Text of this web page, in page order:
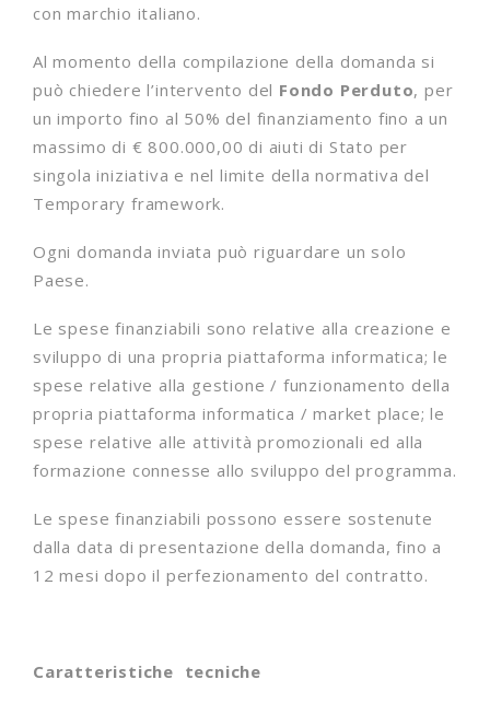
con marchio italiano.
Al momento della compilazione della domanda si
può chiedere l’intervento del Fondo Perduto, per
un importo fino al 50% del finanziamento fino a un
massimo di € 800.000,00 di aiuti di Stato per
singola iniziativa e nel limite della normativa del
Temporary framework.
Ogni domanda inviata può riguardare un solo
Paese.
Le spese finanziabili sono relative alla creazione e
sviluppo di una propria piattaforma informatica; le
spese relative alla gestione / funzionamento della
propria piattaforma informatica / market place; le
spese relative alle attività promozionali ed alla
formazione connesse allo sviluppo del programma.
Le spese finanziabili possono essere sostenute
dalla data di presentazione della domanda, fino a
12 mesi dopo il perfezionamento del contratto.
Caratteristiche tecniche